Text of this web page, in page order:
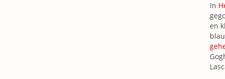
In
en